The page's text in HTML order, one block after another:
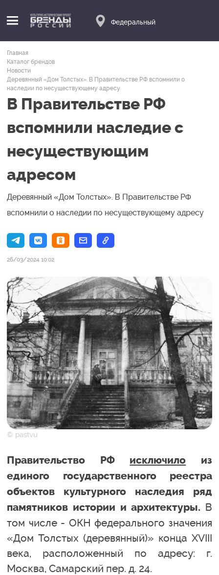
Федеральный
Главная
Каталог брендов
Новости
Деревянный «Дом Толстых». В Правительстве РФ вспомнили о
наследии по несуществующему адресу
В Правительстве РФ
вспомнили наследие с
несуществующим
адресом
Деревянный «Дом Толстых». В Правительстве РФ
вспомнили о наследии по несуществующему адресу
26/03/2024 10:02
© pastvu
Правительство РФ исключило из
единого государственного реестра
объектов культурного наследия ряд
памятников истории и архитектуры. В
том числе - ОКН федерального значения
«Дом Толстых (деревянный)» конца XVIII
века, расположенный по адресу: г.
Москва, Самарский пер. д. 24.